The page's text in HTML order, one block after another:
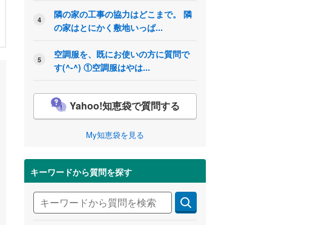
4
隣の家の工事の協力はどこまで。 隣
の家はとにかく敷地いっぱ...
5
空調服を、既にお使いの方に質問で
す(^-^) ①空調服はやは...
Yahoo!知恵袋で質問する
My知恵袋を見る
キーワードから質問を探す